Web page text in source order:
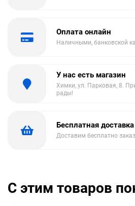
Оплата онлайн
Наличными, банковской
У нас есть магазин
Химки, ул. Парковая, 8.
рады!
Бесплатная доставка
Доставим бесплатно
С этим товаров